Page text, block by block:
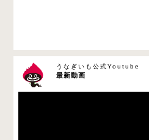
最新動画
うなぎいも公式Youtube